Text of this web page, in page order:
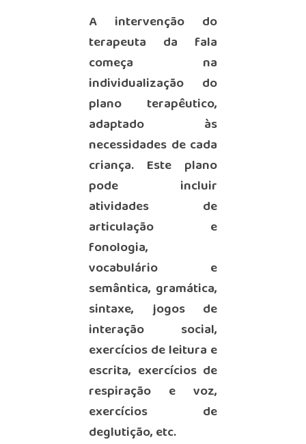
A intervenção do
terapeuta da fala
começa na
individualização do
plano terapêutico,
adaptado às
necessidades de cada
criança. Este plano
pode incluir
atividades de
articulação e
fonologia,
vocabulário e
semântica, gramática,
sintaxe, jogos de
interação social,
exercícios de leitura e
escrita, exercícios de
respiração e voz,
exercícios de
deglutição, etc.